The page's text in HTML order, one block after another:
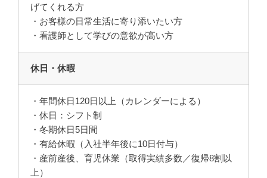
げてくれる方
・お客様の日常生活に寄り添いたい方
・看護師として学びの意欲が高い方
休日・休暇
・年間休日120日以上（カレンダーによる）
・休日：シフト制
・冬期休日5日間
・有給休暇（入社半年後に10日付与）
・産前産後、育児休業（取得実績多数／復帰8割以
上）